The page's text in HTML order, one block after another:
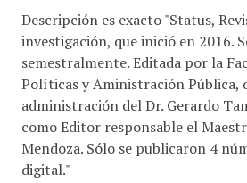
Descripción es exacto "Status,
investigación, que inició en 2016.
semestralmente. Editada por la
Políticas y Aministración Pública,
administración del Dr. Gerardo
como Editor responsable el
Mendoza. Sólo se publicaron 4
digital."